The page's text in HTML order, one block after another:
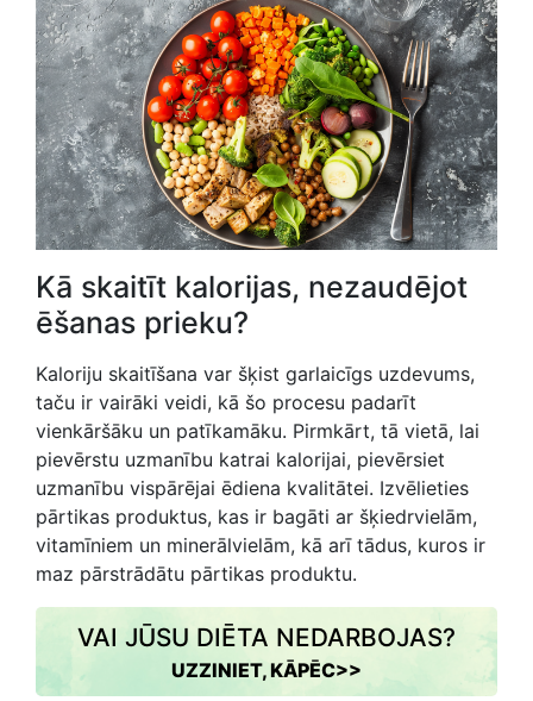
Kā skaitīt kalorijas, nezaudējot
ēšanas prieku?
Kaloriju skaitīšana var šķist garlaicīgs uzdevums,
taču ir vairāki veidi, kā šo procesu padarīt
vienkāršāku un patīkamāku. Pirmkārt, tā vietā, lai
pievērstu uzmanību katrai kalorijai, pievērsiet
uzmanību vispārējai ēdiena kvalitātei. Izvēlieties
pārtikas produktus, kas ir bagāti ar šķiedrvielām,
vitamīniem un minerālvielām, kā arī tādus, kuros ir
maz pārstrādātu pārtikas produktu.
VAI JŪSU DIĒTA NEDARBOJAS?
UZZINIET, KĀPĒC>>